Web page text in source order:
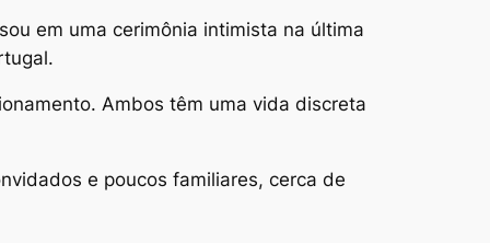
em uma cerimônia intimista na última
Ambos têm uma vida discreta
e poucos familiares, cerca de